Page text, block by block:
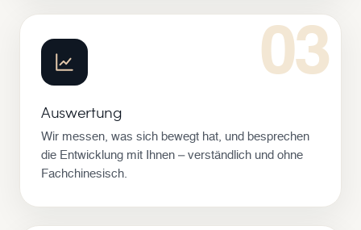
03
Auswertung
Wir messen, was sich bewegt hat, und besprechen
die Entwicklung mit Ihnen – verständlich und ohne
Fachchinesisch.